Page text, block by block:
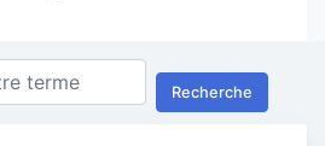
Recherche